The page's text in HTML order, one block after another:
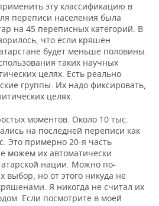
эту классификацию в
переписи населения была
на 45 переписных категорий. В
что если кряшен
будет меньше половины.
таких научных
целях. Есть реально
группы. Их надо фиксировать,
целях.
моментов. Около 10 тыс.
на последней переписи как
Это примерно 20-я часть
можем их автоматически
нации. Можно по-
выбор, но от этого никуда не
Я никогда не считал их
Если посмотрите в моей